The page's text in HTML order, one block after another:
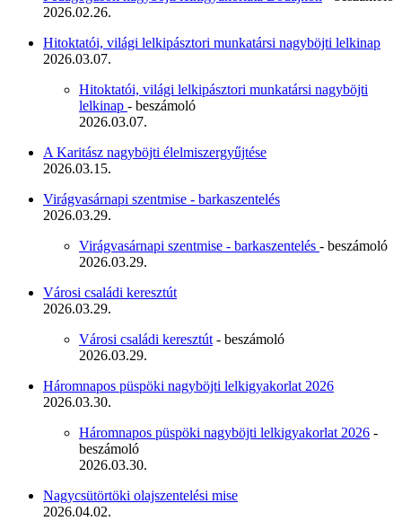
2026.02.26.
Hitoktatói, világi lelkipásztori munkatársi nagyböjti lelkinap
2026.03.07.
Hitoktatói, világi lelkipásztori munkatársi nagyböjti
lelkinap - beszámoló
2026.03.07.
A Karitász nagyböjti élelmiszergyűjtése
2026.03.15.
Virágvasárnapi szentmise - barkaszentelés
2026.03.29.
Virágvasárnapi szentmise - barkaszentelés - beszámoló
2026.03.29.
Városi családi keresztút
2026.03.29.
Városi családi keresztút - beszámoló
2026.03.29.
Háromnapos püspöki nagyböjti lelkigyakorlat 2026
2026.03.30.
Háromnapos püspöki nagyböjti lelkigyakorlat 2026 -
beszámoló
2026.03.30.
Nagycsütörtöki olajszentelési mise
2026.04.02.